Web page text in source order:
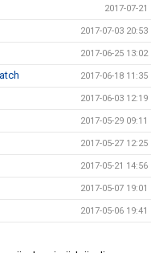
2017-07-21
2017-07-03 20:53
2017-06-25 13:02
2017-06-18 11:35
2017-06-03 12:19
2017-05-29 09:11
2017-05-27 12:25
2017-05-21 14:56
2017-05-07 19:01
2017-05-06 19:41